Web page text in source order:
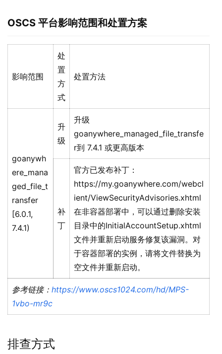
OSCS 平台影响范围和处置方案
影响范围
处
置
方
式
处置方法
goanywh
ere_mana
ged_file_t
ransfer
[6.0.1,
7.4.1)
升
级
升级
goanywhere_managed_file_transfe
r到 7.4.1 或更高版本
补
丁
官方已发布补丁：
https://my.goanywhere.com/webcl
ient/ViewSecurityAdvisories.xhtml
在非容器部署中，可以通过删除安装
目录中的InitialAccountSetup.xhtml
文件并重新启动服务修复该漏洞。对
于容器部署的实例，请将文件替换为
空文件并重新启动。
参考链接： https://www.oscs1024.com/hd/MPS-
1vbo-mr9c
排查方式